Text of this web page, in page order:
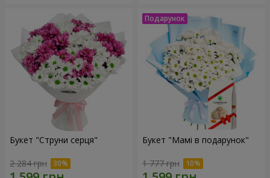
Букет "Струни серця"
2 284 грн
Букет "Мамі в подарунок"
1 777 грн